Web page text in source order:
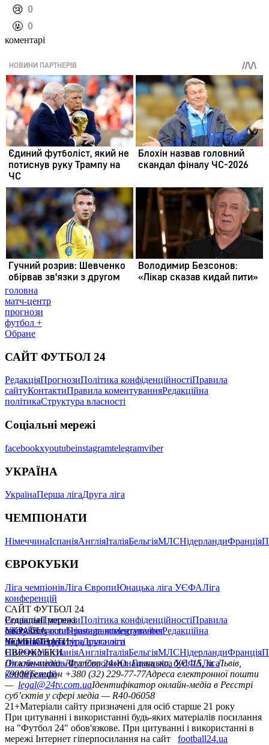
️😢 0
️🤬 0
коментарі
головна
матч-центр
прогнози
футбол +
Обране
САЙТ ФУТБОЛ 24
РедакціяПрогнозиПолітика конфіденційностіПравила
сайтуКонтактиПравила коментуванняРедакційна
політикаСтруктура власності
Соціальні мережі
facebookxyoutubeinstagramtelegramviber
УКРАЇНА
УкраїнаПерша лігаДруга ліга
ЧЕМПІОНАТИ
НімеччинаІспаніяАнгліяІталіяБельгіяМЛСНідерландиФранція
ЄВРОКУБКИ
Ліга чемпіонівЛіга ЄвропиЮнацька ліга УЄФАЛіга
конференцій
САЙТ ФУТБОЛ 24
РедакціяПрогнозиПолітика конфіденційностіПравила
сайтуКонтактиПравила коментуванняРедакційна
політикаСтруктура власності
Соціальні мережі
facebookxyoutubeinstagramtelegramviber
УКРАЇНА
УкраїнаПерша лігаДруга ліга
ЧЕМПІОНАТИ
НімеччинаІспаніяАнгліяІталіяБельгіяМЛСНідерландиФранція
ЄВРОКУБКИ
Ліга чемпіонівЛіга ЄвропиЮнацька ліга УЄФАЛіга
конференцій
Онлайн-медіа «Футбол 24»пл. Галицька, буд. 15, м. Львів,
79008Телефон +380 (32) 229-77-77Адреса електронної пошти
— legal@24tv.com.uaІдентифікатор онлайн-медіа в Реєстрі
суб’єктів у сфері медіа — R40-06058
21+Матеріали сайту призначені для осіб старше 21 року
При цитуванні і використанні будь-яких матеріалів посилання
на "Футбол 24" обов'язкове. При цитуванні і використанні в
мережі Інтернет гіперпосилання на сайт
football24.ua